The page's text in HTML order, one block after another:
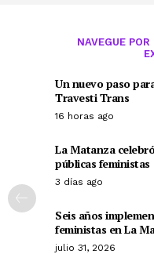
NAVEGUE
Un nuevo paso
Travesti Trans
16 horas ago
La Matanza
públicas feministas
3 días ago
Seis años
feministas en La
julio 31, 2026